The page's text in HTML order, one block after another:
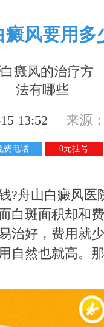
癜风要用多
13:52 来源
费电话 0元挂号
?舟山白癜风医
白斑面积却和
治好，费用就
自然也就高。